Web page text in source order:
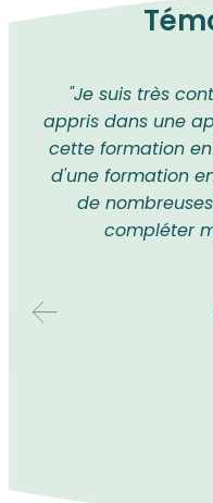
"Je suis très
appris dans une
cette formation
d'une formation
de
compléter